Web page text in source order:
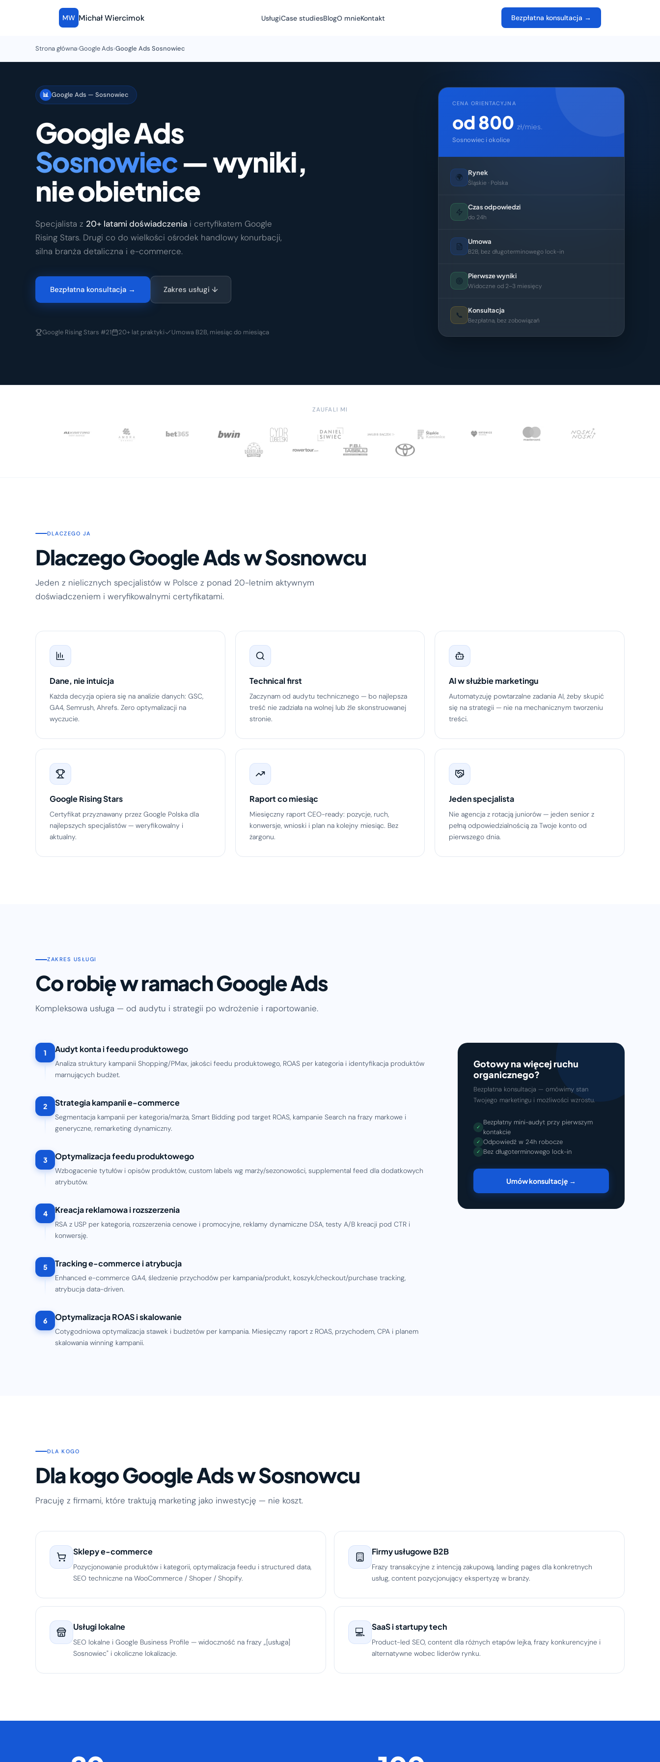
MW Michał Wiercimok UsługiCase studiesBlogO mnieKontakt Bezpłatna konsultacja →
Strona główna›Google Ads›Google Ads Sosnowiec
📊 Google Ads — Sosnowiec
Google Ads
Sosnowiec— wyniki,
nie obietnice
Specjalista z 20+ latami doświadczenia i certyfikatem Google
Rising Stars. Drugi co do wielkości ośrodek handlowy konurbacji,
silna branża detaliczna i e-commerce.
Bezpłatna konsultacja → Zakres usługi ↓
Google Rising Stars #21 20+ lat praktyki Umowa B2B, miesiąc do miesiąca
CENA ORIENTACYJNA
od 800 zł/mies.
Sosnowiec i okolice
🌍
Rynek
Śląskie · Polska
Czas odpowiedzi
do 24h
Umowa
B2B, bez długoterminowego lock-in
Pierwsze wyniki
Widoczne od 2–3 miesięcy
📞
Konsultacja
Bezpłatna, bez zobowiązań
ZAUFALI MI
DLACZEGO JA
Dlaczego Google Ads w Sosnowcu
Jeden z nielicznych specjalistów w Polsce z ponad 20-letnim aktywnym
doświadczeniem i weryfikowalnymi certyfikatami.
Dane, nie intuicja
Każda decyzja opiera się na analizie danych: GSC,
GA4, Semrush, Ahrefs. Zero optymalizacji na
wyczucie.
Technical first
Zaczynam od audytu technicznego — bo najlepsza
treść nie zadziała na wolnej lub źle skonstruowanej
stronie.
AI w służbie marketingu
Automatyzuję powtarzalne zadania AI, żeby skupić
się na strategii — nie na mechanicznym tworzeniu
treści.
Google Rising Stars
Certyfikat przyznawany przez Google Polska dla
najlepszych specjalistów — weryfikowalny i
aktualny.
Raport co miesiąc
Miesięczny raport CEO-ready: pozycje, ruch,
konwersje, wnioski i plan na kolejny miesiąc. Bez
żargonu.
Jeden specjalista
Nie agencja z rotacją juniorów — jeden senior z
pełną odpowiedzialnością za Twoje konto od
pierwszego dnia.
ZAKRES USŁUGI
Co robię w ramach Google Ads
Kompleksowa usługa — od audytu i strategii po wdrożenie i raportowanie.
1 Audyt konta i feedu produktowego
Analiza struktury kampanii Shopping/PMax, jakości feedu produktowego, ROAS per kategoria i identyfikacja produktów
marnujących budżet.
2 Strategia kampanii e-commerce
Segmentacja kampanii per kategoria/marża, Smart Bidding pod target ROAS, kampanie Search na frazy markowe i
generyczne, remarketing dynamiczny.
3 Optymalizacja feedu produktowego
Wzbogacenie tytułów i opisów produktów, custom labels wg marży/sezonowości, supplemental feed dla dodatkowych
atrybutów.
4 Kreacja reklamowa i rozszerzenia
RSA z USP per kategoria, rozszerzenia cenowe i promocyjne, reklamy dynamiczne DSA, testy A/B kreacji pod CTR i
konwersję.
5 Tracking e-commerce i atrybucja
Enhanced e-commerce GA4, śledzenie przychodów per kampania/produkt, koszyk/checkout/purchase tracking,
atrybucja data-driven.
6 Optymalizacja ROAS i skalowanie
Cotygodniowa optymalizacja stawek i budżetów per kampania. Miesięczny raport z ROAS, przychodem, CPA i planem
skalowania winning kampanii.
Gotowy na więcej ruchu
organicznego?
Bezpłatna konsultacja — omówimy stan
Twojego marketingu i możliwości wzrostu.
✓
Bezpłatny mini-audyt przy pierwszym
kontakcie
✓ Odpowiedź w 24h robocze
✓ Bez długoterminowego lock-in
Umów konsultację →
DLA KOGO
Dla kogo Google Ads w Sosnowcu
Pracuję z firmami, które traktują marketing jako inwestycję — nie koszt.
Sklepy e-commerce
Pozycjonowanie produktów i kategorii, optymalizacja feedu i structured data,
SEO techniczne na WooCommerce / Shoper / Shopify.
Firmy usługowe B2B
Frazy transakcyjne z intencją zakupową, landing pages dla konkretnych
usług, content pozycjonujący ekspertyzę w branży.
Usługi lokalne
SEO lokalne i Google Business Profile — widoczność na frazy „[usługa]
Sosnowiec" i okoliczne lokalizacje.
💻 SaaS i startupy tech
Product-led SEO, content dla różnych etapów lejka, frazy konkurencyjne i
alternatywne wobec liderów rynku.